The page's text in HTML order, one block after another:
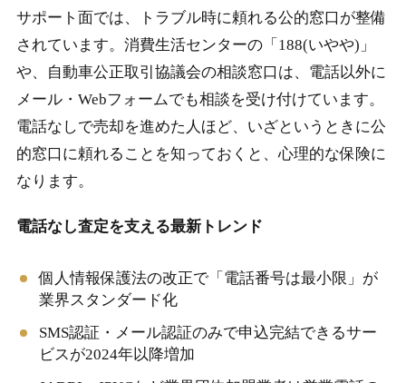
サポート面では、トラブル時に頼れる公的窓口が整備
されています。消費生活センターの「188(いやや)」
や、自動車公正取引協議会の相談窓口は、電話以外に
メール・Webフォームでも相談を受け付けています。
電話なしで売却を進めた人ほど、いざというときに公
的窓口に頼れることを知っておくと、心理的な保険に
なります。
電話なし査定を支える最新トレンド
個人情報保護法の改正で「電話番号は最小限」が
業界スタンダード化
SMS認証・メール認証のみで申込完結できるサー
ビスが2024年以降増加